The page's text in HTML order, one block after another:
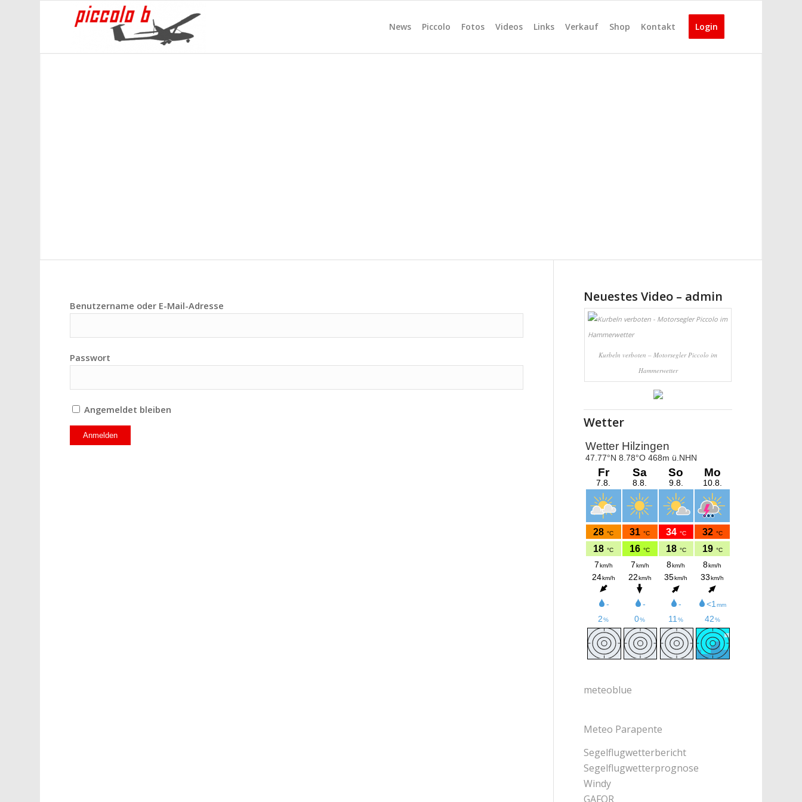
News Piccolo Fotos Videos Links Verkauf Shop Kontakt Login
Benutzername oder E-Mail-Adresse
Passwort
Angemeldet bleiben
Neuestes Video – admin
Kurbeln verboten – Motorsegler Piccolo im
Hammerwetter
Wetter
meteoblue
Meteo Parapente
Segelflugwetterbericht
Segelflugwetterprognose
Windy
GAFOR